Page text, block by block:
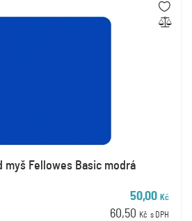
myš Fellowes Basic modrá
50,00 Kč
60,50 Kč s DPH